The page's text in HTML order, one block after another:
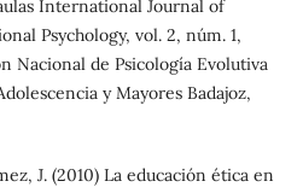
International Journal of
Psychology, vol. 2, núm. 1,
Nacional de Psicología Evolutiva
y Mayores Badajoz,
J. (2010) La educación ética en